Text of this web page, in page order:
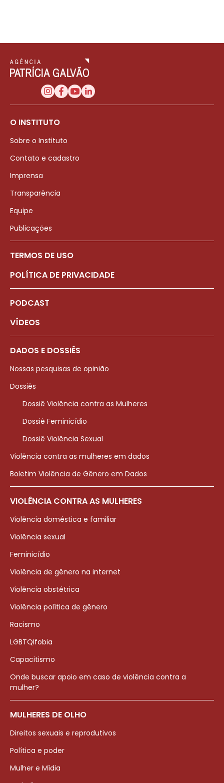
O INSTITUTO
Sobre o Instituto
Contato e cadastro
Imprensa
Transparência
Equipe
Publicações
TERMOS DE USO
POLÍTICA DE PRIVACIDADE
PODCAST
VÍDEOS
DADOS E DOSSIÊS
Nossas pesquisas de opinião
Dossiês
Dossiê Violência contra as Mulheres
Dossiê Feminicídio
Dossiê Violência Sexual
Violência contra as mulheres em dados
Boletim Violência de Gênero em Dados
VIOLÊNCIA CONTRA AS MULHERES
Violência doméstica e familiar
Violência sexual
Feminicídio
Violência de gênero na internet
Violência obstétrica
Violência política de gênero
Racismo
LGBTQIfobia
Capacitismo
Onde buscar apoio em caso de violência contra a
mulher?
MULHERES DE OLHO
Direitos sexuais e reprodutivos
Política e poder
Mulher e Mídia